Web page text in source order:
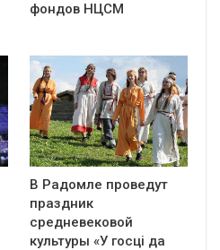
фондов НЦСМ
В Радомле проведут
праздник
средневековой
культуры «У госці да